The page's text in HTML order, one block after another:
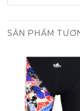
SẢN PHẨM